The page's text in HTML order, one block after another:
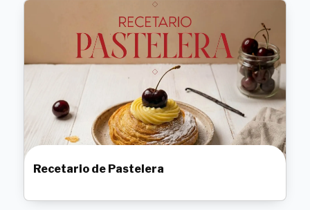
Recetario de Pastelera